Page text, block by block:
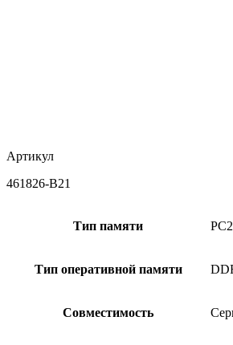
Артикул
461826-B21
Тип памяти
Тип оперативной памяти
Совместимость